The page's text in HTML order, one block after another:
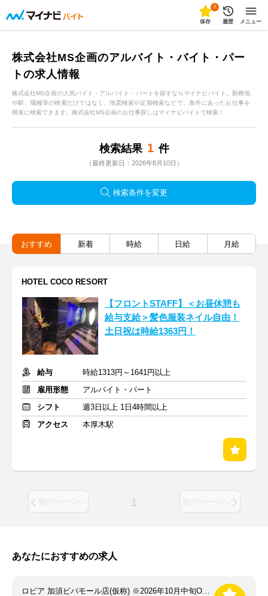
0
保存 履歴 メニュー
株式会社MS企画のアルバイト・バイト・パー
トの求人情報
株式会社MS企画の人気バイト・アルバイト・パートを探すならマイナビバイト。勤務地
や駅、職種等の検索だけではなく、地図検索や定期検索などで、条件にあったお仕事を
簡単に検索できます。株式会社MS企画のお仕事探しはマイナビバイトで検索！
検索結果 1 件
（最終更新日：2026年8月10日）
検索条件を変更
おすすめ 新着 時給 日給 月給
HOTEL COCO RESORT
【フロントSTAFF】＜お昼休憩も
給与支給＞髪色服装ネイル自由！
土日祝は時給1363円！
給与
時給1313円～1641円以上
雇用形態
アルバイト・パート
シフト
週3日以上 1日4時間以上
アクセス
本厚木駅
前のページへ 1 次のページへ
あなたにおすすめの求人
ロピア 加須ビバモール店(仮称) ※2026年10月中旬OPEN予定